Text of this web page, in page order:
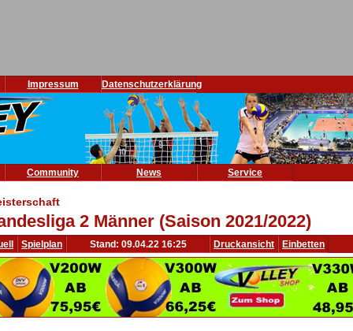
Impressum Datenschutzerklärung
Community News
Service
2 Männer (Saison 2021/2022)
Spielplan Stand: 09.04.22 16:25 Druckansicht Einbetten